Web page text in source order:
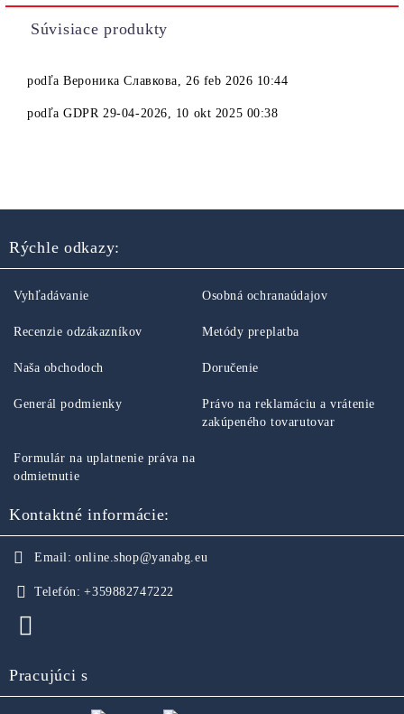
Súvisiace produkty
podľaВероника Славкова,26 feb 2026 10:44
podľaGDPR 29-04-2026, 10 okt 2025 00:38
Rýchle odkazy:
Vyhľadávanie
Recenzie odzákazníkov
Naša obchodoch
Generál podmienky
Osobná ochranaúdajov
Metódy preplatba
Doručenie
Právo na reklamáciu a vrátenie
zakúpeného tovarutovar
Formulár na uplatnenie práva na
odmietnutie
Kontaktné informácie:
Email: online.shop@yanabg.eu
Telefón: +359882747222
Pracujúci s